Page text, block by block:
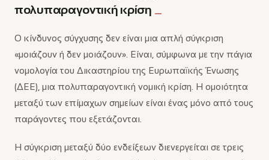
πολυπαραγοντική κρίση
Ο κίνδυνος σύγχυσης δεν είναι μια απλή σύγκριση
«μοιάζουν ή δεν μοιάζουν». Είναι, σύμφωνα με την πάγια
νομολογία του Δικαστηρίου της Ευρωπαϊκής Ένωσης
(ΔΕΕ), μια πολυπαραγοντική νομική κρίση. Η ομοιότητα
μεταξύ των επίμαχων σημείων είναι ένας μόνο από τους
παράγοντες που εξετάζονται.
Η σύγκριση μεταξύ δύο ενδείξεων διενεργείται σε τρεις